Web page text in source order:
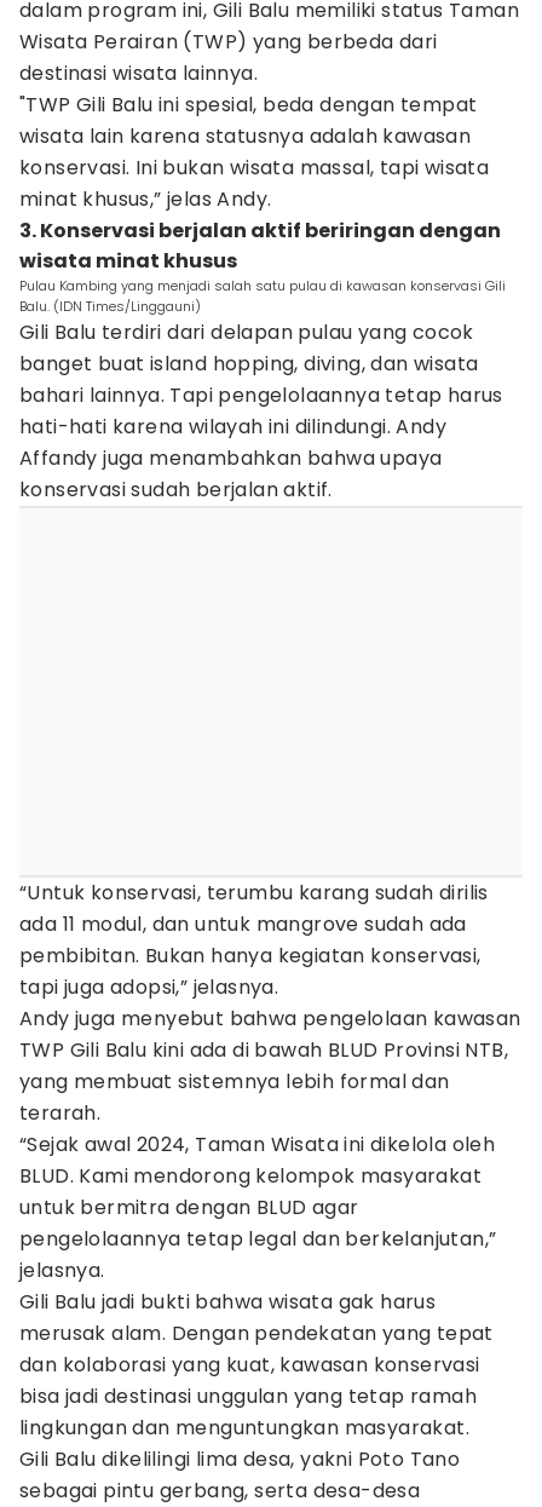
dalam program ini, Gili Balu memiliki status Taman
Wisata Perairan (TWP) yang berbeda dari
destinasi wisata lainnya.
"TWP Gili Balu ini spesial, beda dengan tempat
wisata lain karena statusnya adalah kawasan
konservasi. Ini bukan wisata massal, tapi wisata
minat khusus,” jelas Andy.
3. Konservasi berjalan aktif beriringan dengan
wisata minat khusus
Pulau Kambing yang menjadi salah satu pulau di kawasan konservasi Gili
Balu. (IDN Times/Linggauni)
Gili Balu terdiri dari delapan pulau yang cocok
banget buat island hopping, diving, dan wisata
bahari lainnya. Tapi pengelolaannya tetap harus
hati-hati karena wilayah ini dilindungi. Andy
Affandy juga menambahkan bahwa upaya
konservasi sudah berjalan aktif.
“Untuk konservasi, terumbu karang sudah dirilis
ada 11 modul, dan untuk mangrove sudah ada
pembibitan. Bukan hanya kegiatan konservasi,
tapi juga adopsi,” jelasnya.
Andy juga menyebut bahwa pengelolaan kawasan
TWP Gili Balu kini ada di bawah BLUD Provinsi NTB,
yang membuat sistemnya lebih formal dan
terarah.
“Sejak awal 2024, Taman Wisata ini dikelola oleh
BLUD. Kami mendorong kelompok masyarakat
untuk bermitra dengan BLUD agar
pengelolaannya tetap legal dan berkelanjutan,”
jelasnya.
Gili Balu jadi bukti bahwa wisata gak harus
merusak alam. Dengan pendekatan yang tepat
dan kolaborasi yang kuat, kawasan konservasi
bisa jadi destinasi unggulan yang tetap ramah
lingkungan dan menguntungkan masyarakat.
Gili Balu dikelilingi lima desa, yakni Poto Tano
sebagai pintu gerbang, serta desa-desa